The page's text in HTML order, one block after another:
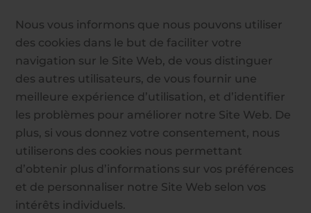
Nous vous informons que nous pouvons utiliser
des cookies dans le but de faciliter votre
navigation sur le Site Web, de vous distinguer
des autres utilisateurs, de vous fournir une
meilleure expérience d’utilisation, et d’identifier
les problèmes pour améliorer notre Site Web. De
plus, si vous donnez votre consentement, nous
utiliserons des cookies nous permettant
d’obtenir plus d’informations sur vos préférences
et de personnaliser notre Site Web selon vos
intérêts individuels.